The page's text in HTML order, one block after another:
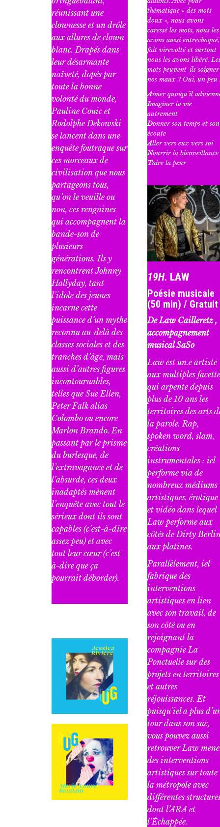
réunissant une
clownesse et un drôle
aux allures de clown
blanc. Drapés dans
leur désarmante
naïveté, dopés par
toute la bonne
volonté du monde,
Pauline Couic et
Rodolphe Dekowski
se lancent dans une
enquête foutraque sur
ces morceaux de
civilisation que nous
partageons tous,
qu’on le veuille ou
non, ces rengaines
qui accompagnent la
bande-son de
plusieurs
générations. Ils y
rencontrent Johnny
Hallyday, tant
l’idole des jeunes
incarne cette
puissance d’un mythe
reconnu au-delà des
classes sociales et des
tranches d’âge, mais
aussi d’autres figures
incontournables,
telles que Sue Ellen,
Peter Falk alias
Colombo ou encore
Marlon Brando. En
passant par le prisme
du burlesque, de
l’extravagance et de
l’absurde, ces deux
inadaptés mènent
l’enquête avec tout le
sérieux dont ils sont
capables (c’est-à-dire
assez peu) et avec
tout leur cœur (c’est-
à-dire que ça
pourrait déborder).
thématique « des mots
doux », nous avons
caressé les mots, nous les
avons aussi entrechoqué,
fait virevolté et surtout
nous les avons libéré.
mots peuvent-ils soigner
nos maux ? Oui, un peu
Aimer quoiqu’il
Imaginer la vie
autrement
Donner son temps et son
écoute
Aller vers eux vers soi
Nourrir la bienveillance
Taire la peur
19H. LAW
Poésie musicale
(50 min) / Gratuit
DeLaw Cailleretz ,
accompagnement
musicalSaSo
Law est un.e artiste
aux multiples
qui arpente depuis
plus de 10 ans les
territoires des arts
la parole. Rap,
spoken word, slam,
créations
instrumentales : iel
performe via de
nombreux médiums
artistiques. érotique
et vidéo dans lequel
Law performe aux
côtés de Dirty
aux platines.
Parallèlement, iel
fabrique des
interventions
artistiques en lien
avec son travail, de
son côté ou en
rejoignant la
compagnie La
Ponctuelle sur des
projets en territoires
et autres
réjouissances. Et
puisqu’iel a plus
tour dans son sac,
vous pouvez aussi
retrouver Law
des interventions
artistiques sur toute
la métropole avec
différentes
dont l’ARA et
l’Échappée.